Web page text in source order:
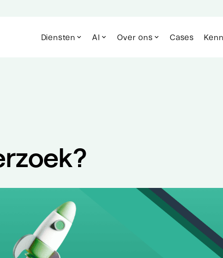
Diensten
AI Over ons Cases